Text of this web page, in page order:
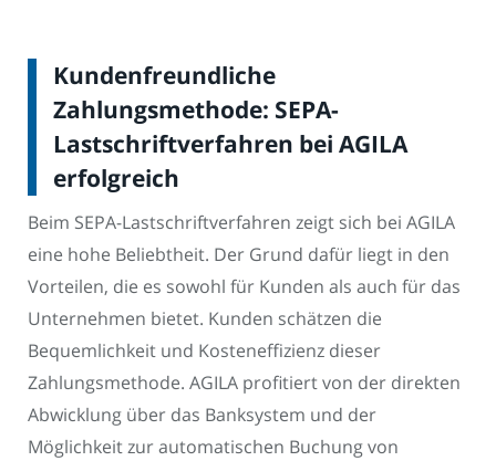
Kundenfreundliche
Zahlungsmethode: SEPA-
Lastschriftverfahren bei AGILA
erfolgreich
Beim SEPA-Lastschriftverfahren zeigt sich bei AGILA
eine hohe Beliebtheit. Der Grund dafür liegt in den
Vorteilen, die es sowohl für Kunden als auch für das
Unternehmen bietet. Kunden schätzen die
Bequemlichkeit und Kosteneffizienz dieser
Zahlungsmethode. AGILA profitiert von der direkten
Abwicklung über das Banksystem und der
Möglichkeit zur automatischen Buchung von